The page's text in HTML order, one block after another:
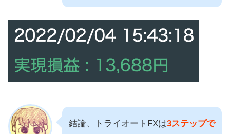
結論、トライオートFXは3ステップで